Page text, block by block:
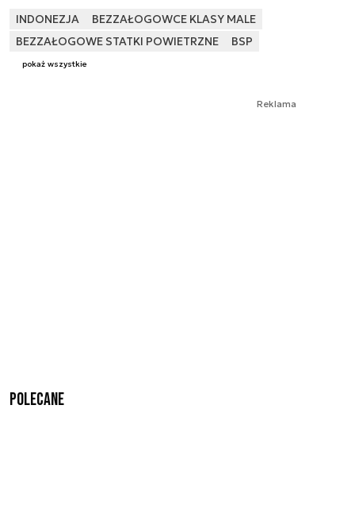
INDONEZJA
BEZZAŁOGOWCE KLASY MALE
BEZZAŁOGOWE STATKI POWIETRZNE
BSP
pokaż wszystkie
Reklama
Polecane